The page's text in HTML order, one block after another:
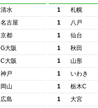
清水
名古屋
京都
G大阪
C大阪
神戸
岡山
広島
1 札幌
1
八戸
1
仙台
1
秋田
1
山形
1
いわき
1
栃木C
1
大宮